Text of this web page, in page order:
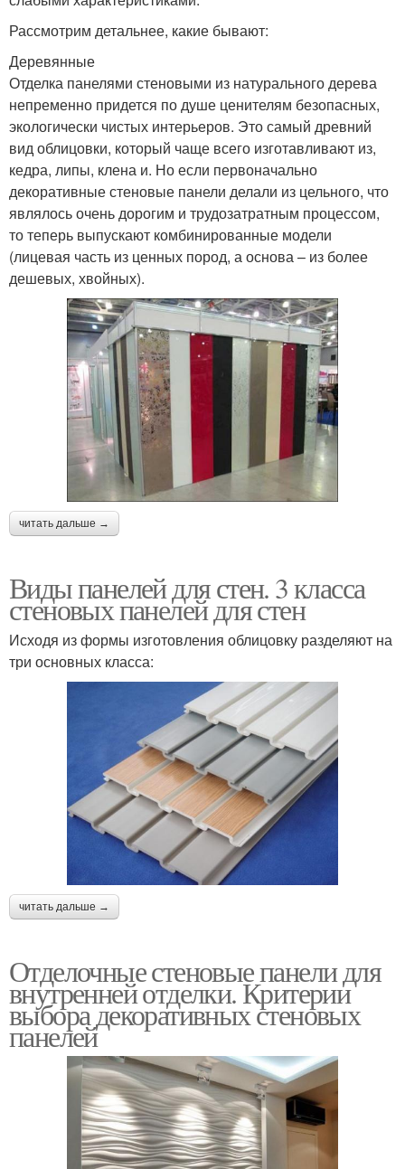
Рассмотрим детальнее, какие бывают:
Деревянные
Отделка панелями стеновыми из натурального дерева
непременно придется по душе ценителям безопасных,
экологически чистых интерьеров. Это самый древний
вид облицовки, который чаще всего изготавливают из,
кедра, липы, клена и. Но если первоначально
декоративные стеновые панели делали из цельного, что
являлось очень дорогим и трудозатратным процессом,
то теперь выпускают комбинированные модели
(лицевая часть из ценных пород, а основа – из более
дешевых, хвойных).
читать дальше →
Виды панелей для стен. 3 класса
стеновых панелей для стен
Исходя из формы изготовления облицовку разделяют на
три основных класса:
читать дальше →
Отделочные стеновые панели для
внутренней отделки. Критерии
выбора декоративных стеновых
панелей